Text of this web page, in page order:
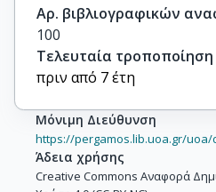
Αρ. βιβλιογραφικών
100
Τελευταία τροποποίηση
πριν από 7 έτη
Μόνιμη Διεύθυνση
https://pergamos.lib.uoa.gr/uoa/
Άδεια χρήσης
Creative Commons Αναφορά